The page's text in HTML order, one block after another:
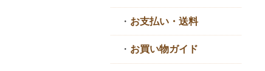
・ お支払い・送料
・ お買い物ガイド